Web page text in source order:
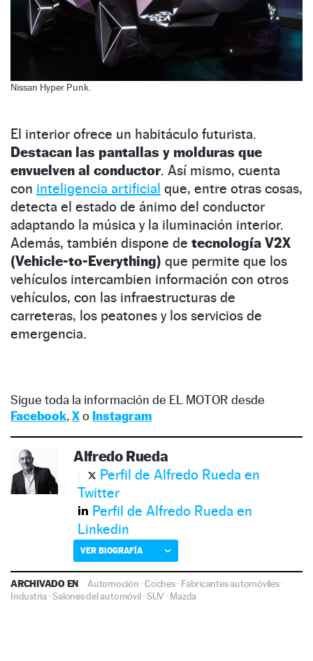
Nissan Hyper Punk.
El interior ofrece un habitáculo futurista.
Destacan las pantallas y molduras que
envuelven al conductor. Así mismo, cuenta
con inteligencia artificial que, entre otras cosas,
detecta el estado de ánimo del conductor
adaptando la música y la iluminación interior.
Además, también dispone de tecnología V2X
(Vehicle-to-Everything) que permite que los
vehículos intercambien información con otros
vehículos, con las infraestructuras de
carreteras, los peatones y los servicios de
emergencia.
Sigue toda la información de EL MOTOR desde
Facebook, Xo Instagram
Alfredo Rueda
Perfil de Alfredo Rueda en
Twitter
Perfil de Alfredo Rueda en
Linkedin
VER BIOGRAFÍA
ARCHIVADO EN Automoción ·Coches· Fabricantes automóviles·
Industria·Salones del automóvil·SUV ·Mazda